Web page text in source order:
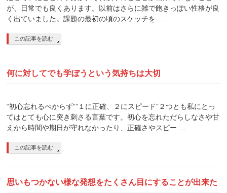
が、日常でも良くあります。以前はさらに雑で飽きっぽい性格が良
く出ていました。課題の最初の頃のスケッチを …
この記事を読む
何に対してでも学ぼうという気持ちは大切
“初心忘れるべからず””１に正確、２にスピード”２つとも私にとっ
てはとても心に突き刺さる言葉です。初心を忘れただらしなさや甘
えから時間や期日が守れなかったり、正確さやスピー …
この記事を読む
思いもつかない様な発想をたくさん目にすることが出来た